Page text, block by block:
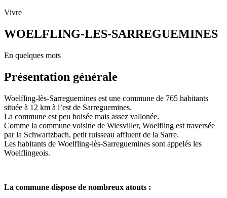
Vivre
WOELFLING-LES-SARREGUEMINES
En quelques mots
Présentation générale
Woelfling-lès-Sarreguemines est une commune de 765 habitants
située à 12 km à l’est de Sarreguemines.
La commune est peu boisée mais assez vallonée.
Comme la commune voisine de Wiesviller, Woelfling est traversée
par la Schwartzbach, petit ruisseau affluent de la Sarre.
Les habitants de Woelfling-lès-Sarreguemines sont appelés les
Woelflingeois.
La commune dispose de nombreux atouts :